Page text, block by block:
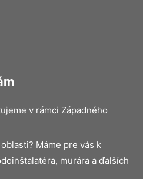
v rámci Západného
Máme pre vás k
murára a ďalších